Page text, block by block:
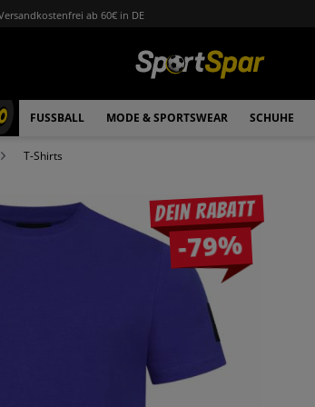
ab 60€ in DE
FUSSBALL MODE & SPORTSWEAR SCHUHE
T-Shirts
Dein Rabatt
-79%